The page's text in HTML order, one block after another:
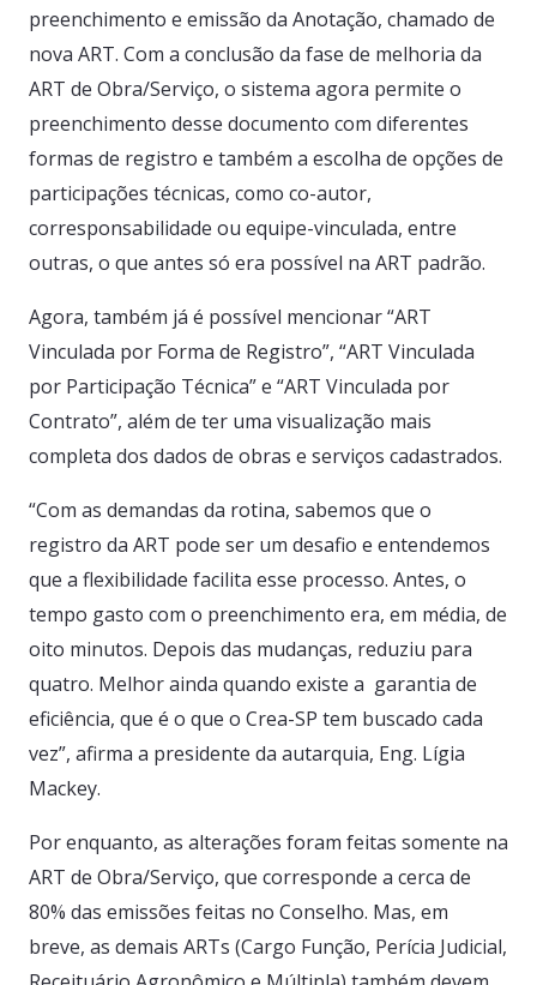
preenchimento e emissão da Anotação, chamado de
nova ART. Com a conclusão da fase de melhoria da
ART de Obra/Serviço, o sistema agora permite o
preenchimento desse documento com diferentes
formas de registro e também a escolha de opções de
participações técnicas, como co-autor,
corresponsabilidade ou equipe-vinculada, entre
outras, o que antes só era possível na ART padrão.
Agora, também já é possível mencionar “ART
Vinculada por Forma de Registro”, “ART Vinculada
por Participação Técnica” e “ART Vinculada por
Contrato”, além de ter uma visualização mais
completa dos dados de obras e serviços cadastrados.
“Com as demandas da rotina, sabemos que o
registro da ART pode ser um desafio e entendemos
que a flexibilidade facilita esse processo. Antes, o
tempo gasto com o preenchimento era, em média, de
oito minutos. Depois das mudanças, reduziu para
quatro. Melhor ainda quando existe a garantia de
eficiência, que é o que o Crea-SP tem buscado cada
vez”, afirma a presidente da autarquia, Eng. Lígia
Mackey.
Por enquanto, as alterações foram feitas somente na
ART de Obra/Serviço, que corresponde a cerca de
80% das emissões feitas no Conselho. Mas, em
breve, as demais ARTs (Cargo Função, Perícia Judicial,